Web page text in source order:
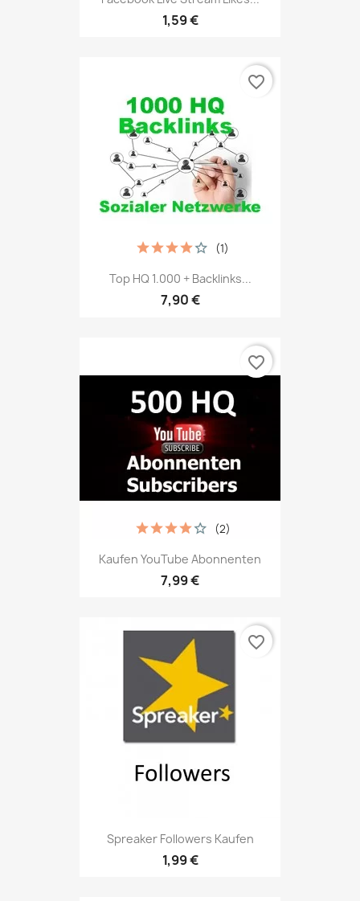
1,59 €
Top HQ 1.000 + Backlinks...
7,90 €
(1)
favorite_border
Kaufen YouTube Abonnenten
7,99 €
(2)
favorite_border
Spreaker Followers Kaufen
1,99 €
favorite_border